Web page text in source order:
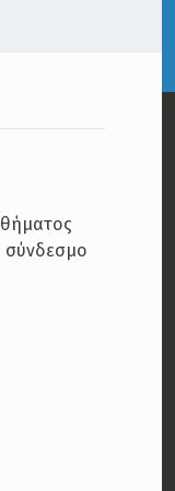
σύνδεσμο